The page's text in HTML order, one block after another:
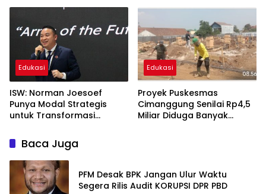
Bagikan 250 Bendera
Merah Putih
“Digadaikan”
Edukasi
ISW: Norman Joesoef
Punya Modal Strategis
untuk Transformasi
Nasional
Edukasi
Proyek Puskesmas
Cimanggung Senilai Rp4,5
Miliar Diduga Banyak
Baca Juga
PFM Desak BPK Jangan Ulur Waktu
Segera Rilis Audit KORUPSI DPR PBD